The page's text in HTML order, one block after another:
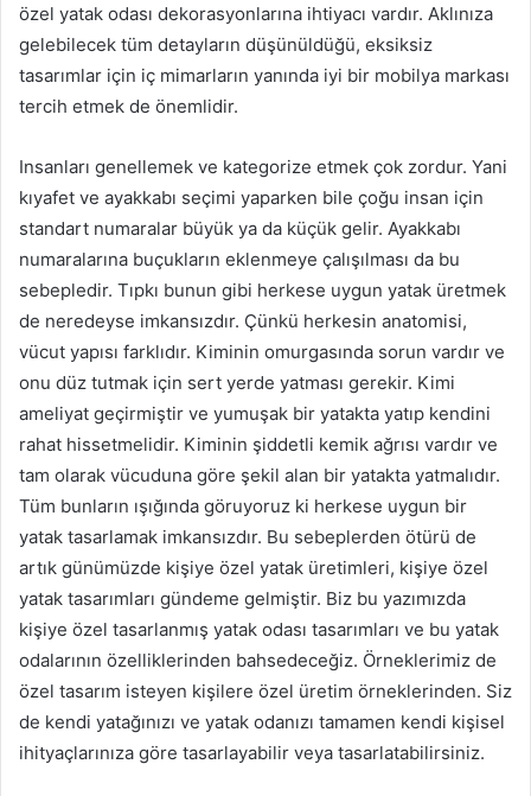
özel yatak odası dekorasyonlarına ihtiyacı vardır. Aklınıza
gelebilecek tüm detayların düşünüldüğü, eksiksiz
tasarımlar için iç mimarların yanında iyi bir mobilya markası
tercih etmek de önemlidir.
Insanları genellemek ve kategorize etmek çok zordur. Yani
kıyafet ve ayakkabı seçimi yaparken bile çoğu insan için
standart numaralar büyük ya da küçük gelir. Ayakkabı
numaralarına buçukların eklenmeye çalışılması da bu
sebepledir. Tıpkı bunun gibi herkese uygun yatak üretmek
de neredeyse imkansızdır. Çünkü herkesin anatomisi,
vücut yapısı farklıdır. Kiminin omurgasında sorun vardır ve
onu düz tutmak için sert yerde yatması gerekir. Kimi
ameliyat geçirmiştir ve yumuşak bir yatakta yatıp kendini
rahat hissetmelidir. Kiminin şiddetli kemik ağrısı vardır ve
tam olarak vücuduna göre şekil alan bir yatakta yatmalıdır.
Tüm bunların ışığında göruyoruz ki herkese uygun bir
yatak tasarlamak imkansızdır. Bu sebeplerden ötürü de
artık günümüzde kişiye özel yatak üretimleri, kişiye özel
yatak tasarımları gündeme gelmiştir. Biz bu yazımızda
kişiye özel tasarlanmış yatak odası tasarımları ve bu yatak
odalarının özelliklerinden bahsedeceğiz. Örneklerimiz de
özel tasarım isteyen kişilere özel üretim örneklerinden. Siz
de kendi yatağınızı ve yatak odanızı tamamen kendi kişisel
ihityaçlarınıza göre tasarlayabilir veya tasarlatabilirsiniz.